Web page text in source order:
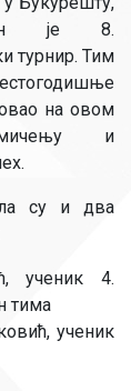
је 8.
турнир. Тим
на овом
и
су и два
ученик 4.
тима
ученик